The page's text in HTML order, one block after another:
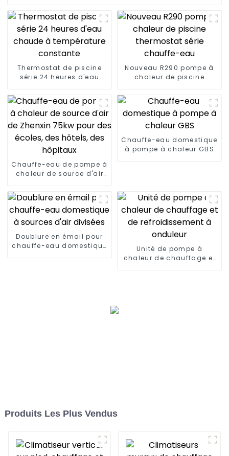
Thermostat de piscine
série 24 heures d'eau
Nouveau R290 pompe à
chaleur de piscine
Chauffe-eau de pompe à
chaleur de source d'air
écoles, des hôtels, des
hôpitaux
Chauffe-eau domestique
à pompe à chaleur GBS
Doublure en émail pour
chauffe-eau domestique
Unité de pompe à
chaleur de chauffage et
Produits Les Plus Vendus